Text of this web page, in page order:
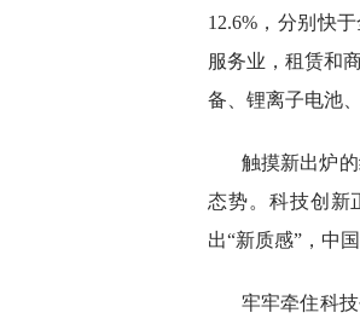
12.6%，分别快
服务业，租赁和
备、锂离子电池
触摸新出炉
态势。科技创新
出“新质感”，中
牢牢牵住科